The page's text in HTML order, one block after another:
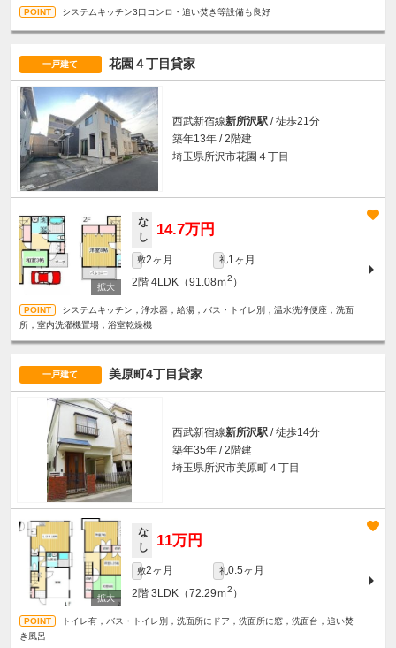
システムキッチン3口コンロ・追い焚き等設備も良好
一戸建て 花園４丁目貸家
西武新宿線新所沢駅 / 徒歩21分
築年13年 / 2階建
埼玉県所沢市花園４丁目
な
し
14.7万円
敷2ヶ月 礼1ヶ月
2階 4LDK（91.08ｍ2 ）
システムキッチン，浄水器，給湯，バス・トイレ別，温水洗浄便座，洗面
所，室内洗濯機置場，浴室乾燥機
一戸建て 美原町4丁目貸家
西武新宿線新所沢駅 / 徒歩14分
築年35年 / 2階建
埼玉県所沢市美原町４丁目
な
し
11万円
敷2ヶ月 礼0.5ヶ月
2階 3LDK（72.29ｍ2 ）
トイレ有，バス・トイレ別，洗面所にドア，洗面所に窓，洗面台，追い焚
き風呂